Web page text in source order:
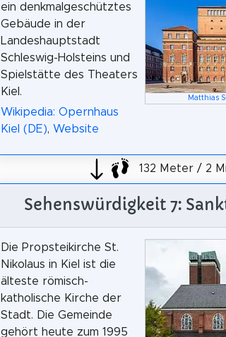
Matthias
ein denkmalgeschütztes
Gebäude in der
Landeshauptstadt
Schleswig-Holsteins und
Spielstätte des Theaters
Kiel.
Wikipedia: Opernhaus
Kiel (DE), Website
132 Meter / 2
Sehenswürdigkeit 7:
Die Propsteikirche St.
Nikolaus in Kiel ist die
älteste römisch-
katholische Kirche der
Stadt. Die Gemeinde
gehört heute zum 1995